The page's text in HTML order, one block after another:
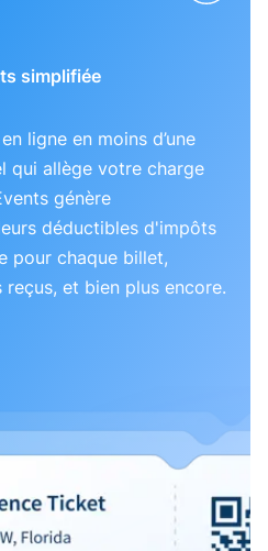
simplifiée
ligne en moins d’une
qui allège votre charge
génère
déductibles d'impôts
pour chaque billet,
et bien plus encore.